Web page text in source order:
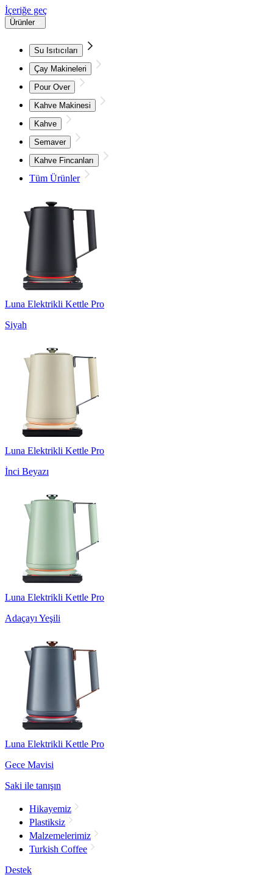
İçeriğe geç
Ürünler
Su Isıtıcıları
Çay Makineleri
Pour Over
Kahve Makinesi
Kahve
Semaver
Kahve Fincanları
Tüm Ürünler
Luna Elektrikli Kettle Pro
Siyah
Luna Elektrikli Kettle Pro
İnci Beyazı
Luna Elektrikli Kettle Pro
Adaçayı Yeşili
Luna Elektrikli Kettle Pro
Gece Mavisi
Saki ile tanışın
Hikayemiz
Plastiksiz
Malzemelerimiz
Turkish Coffee
Destek